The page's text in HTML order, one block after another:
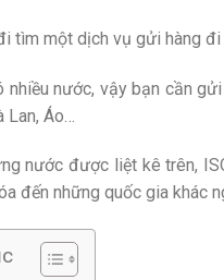
tìm một dịch vụ gửi hàng đi
nhiều nước, vậy bạn cần
Áo…
nước được liệt kê trên,
đến những quốc gia khác